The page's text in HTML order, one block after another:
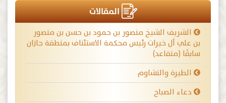
المقالات
الشريف الشيخ منصور بن حمود بن حسن بن منصور
بن علي آل خيرات رئيس محكمة الاستئناف بمنطقة جازان
سابقًا (متقاعد)
الطيرة والتشاوم
دعاء الصباح